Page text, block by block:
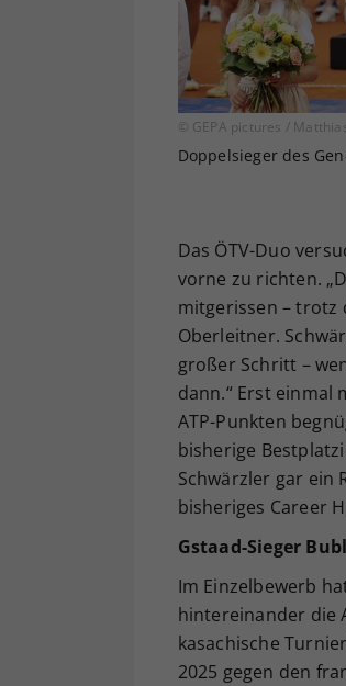
© GEPA pictures /
Doppelsieger des
Das ÖTV-Duo
vorne zu richten.
mitgerissen – trotz
Oberleitner.
großer Schritt –
dann.“ Erst einmal
ATP-Punkten
bisherige
Schwärzler gar ein
bisheriges Career
Gstaad-Sieger
Im Einzelbewerb
hintereinander die
kasachische
2025 gegen den